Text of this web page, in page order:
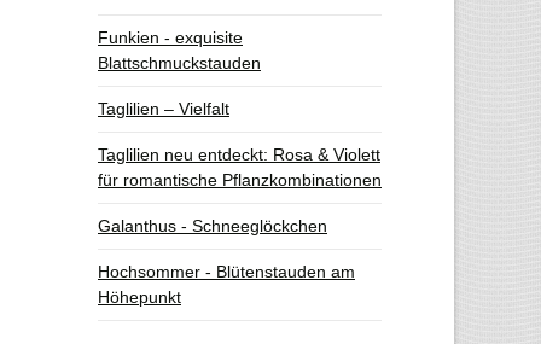
Funkien - exquisite
Blattschmuckstauden
Taglilien – Vielfalt
Taglilien neu entdeckt: Rosa & Violett
für romantische Pflanzkombinationen
Galanthus - Schneeglöckchen
Hochsommer - Blütenstauden am
Höhepunkt